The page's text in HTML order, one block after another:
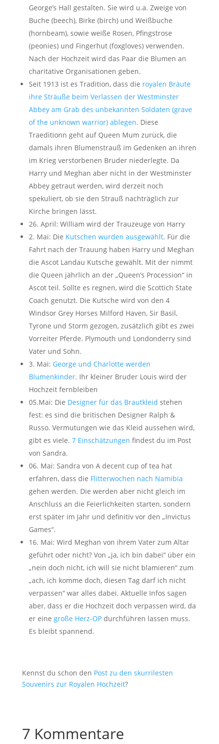
George’s Hall gestalten. Sie wird u.a. Zweige von
Buche (beech), Birke (birch) und Weißbuche
(hornbeam), sowie weiße Rosen, Pfingstrose
(peonies) und Fingerhut (foxgloves) verwenden.
Nach der Hochzeit wird das Paar die Blumen an
charitative Organisationen geben.
Seit 1913 ist es Tradition, dass die royalen Bräute
ihre Sträuße beim Verlassen der Westminster
Abbey am Grab des unbekannten Soldaten (grave
of the unknown warrior) ablegen. Diese
Traeditionn geht auf Queen Mum zurück, die
damals ihren Blumenstrauß im Gedenken an ihren
im Krieg verstorbenen Bruder niederlegte. Da
Harry und Meghan aber nicht in der Westminster
Abbey getraut werden, wird derzeit noch
spekuliert, ob sie den Strauß nachträglich zur
Kirche bringen lässt.
26. April: William wird der Trauzeuge von Harry
2. Mai: Die Kutschen wurden ausgewählt. Für die
Fahrt nach der Trauung haben Harry und Meghan
die Ascot Landau Kutsche gewählt. Mit der nimmt
die Queen jährlich an der „Queen’s Procession“ in
Ascot teil. Sollte es regnen, wird die Scottich State
Coach genutzt. Die Kutsche wird von den 4
Windsor Grey Horses Milford Haven, Sir Basil,
Tyrone und Storm gezogen, zusätzlich gibt es zwei
Vorreiter Pferde. Plymouth und Londonderry sind
Vater und Sohn.
3. Mai: George und Charlotte werden
Blumenkinder. Ihr kleiner Bruder Louis wird der
Hochzeit fernbleiben
05.Mai: Die Designer für das Brautkleid stehen
fest: es sind die britischen Designer Ralph &
Russo. Vermutungen wie das Kleid aussehen wird,
gibt es viele. 7 Einschätzungen findest du im Post
von Sandra.
06. Mai: Sandra von A decent cup of tea hat
erfahren, dass die Flitterwochen nach Namibia
gehen werden. Die werden aber nicht gleich im
Anschluss an die Feierlichkeiten starten, sondern
erst später im Jahr und definitiv vor den „Invictus
Games“.
16. Mai: Wird Meghan von ihrem Vater zum Altar
geführt oder nicht? Von „ja, ich bin dabei“ über ein
„nein doch nicht, ich will sie nicht blamieren“ zum
„ach, ich komme doch, diesen Tag darf ich nicht
verpassen“ war alles dabei. Aktuelle Infos sagen
aber, dass er die Hochzeit doch verpassen wird, da
er eine große Herz-OPdurchführen lassen muss.
Es bleibt spannend.
Kennst du schon den Post zu den skurrilesten
Souvenirs zur Royalen Hochzeit?
7 Kommentare